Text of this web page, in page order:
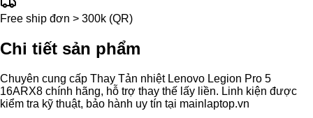
Free ship đơn > 300k (QR)
Chi tiết sản phẩm
Chuyên cung cấp Thay Tản nhiệt Lenovo Legion Pro 5
16ARX8 chính hãng, hỗ trợ thay thế lấy liền. Linh kiện được
kiểm tra kỹ thuật, bảo hành uy tín tại mainlaptop.vn